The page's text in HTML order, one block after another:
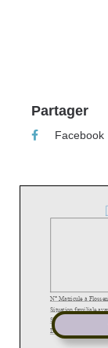
Partager
Facebook